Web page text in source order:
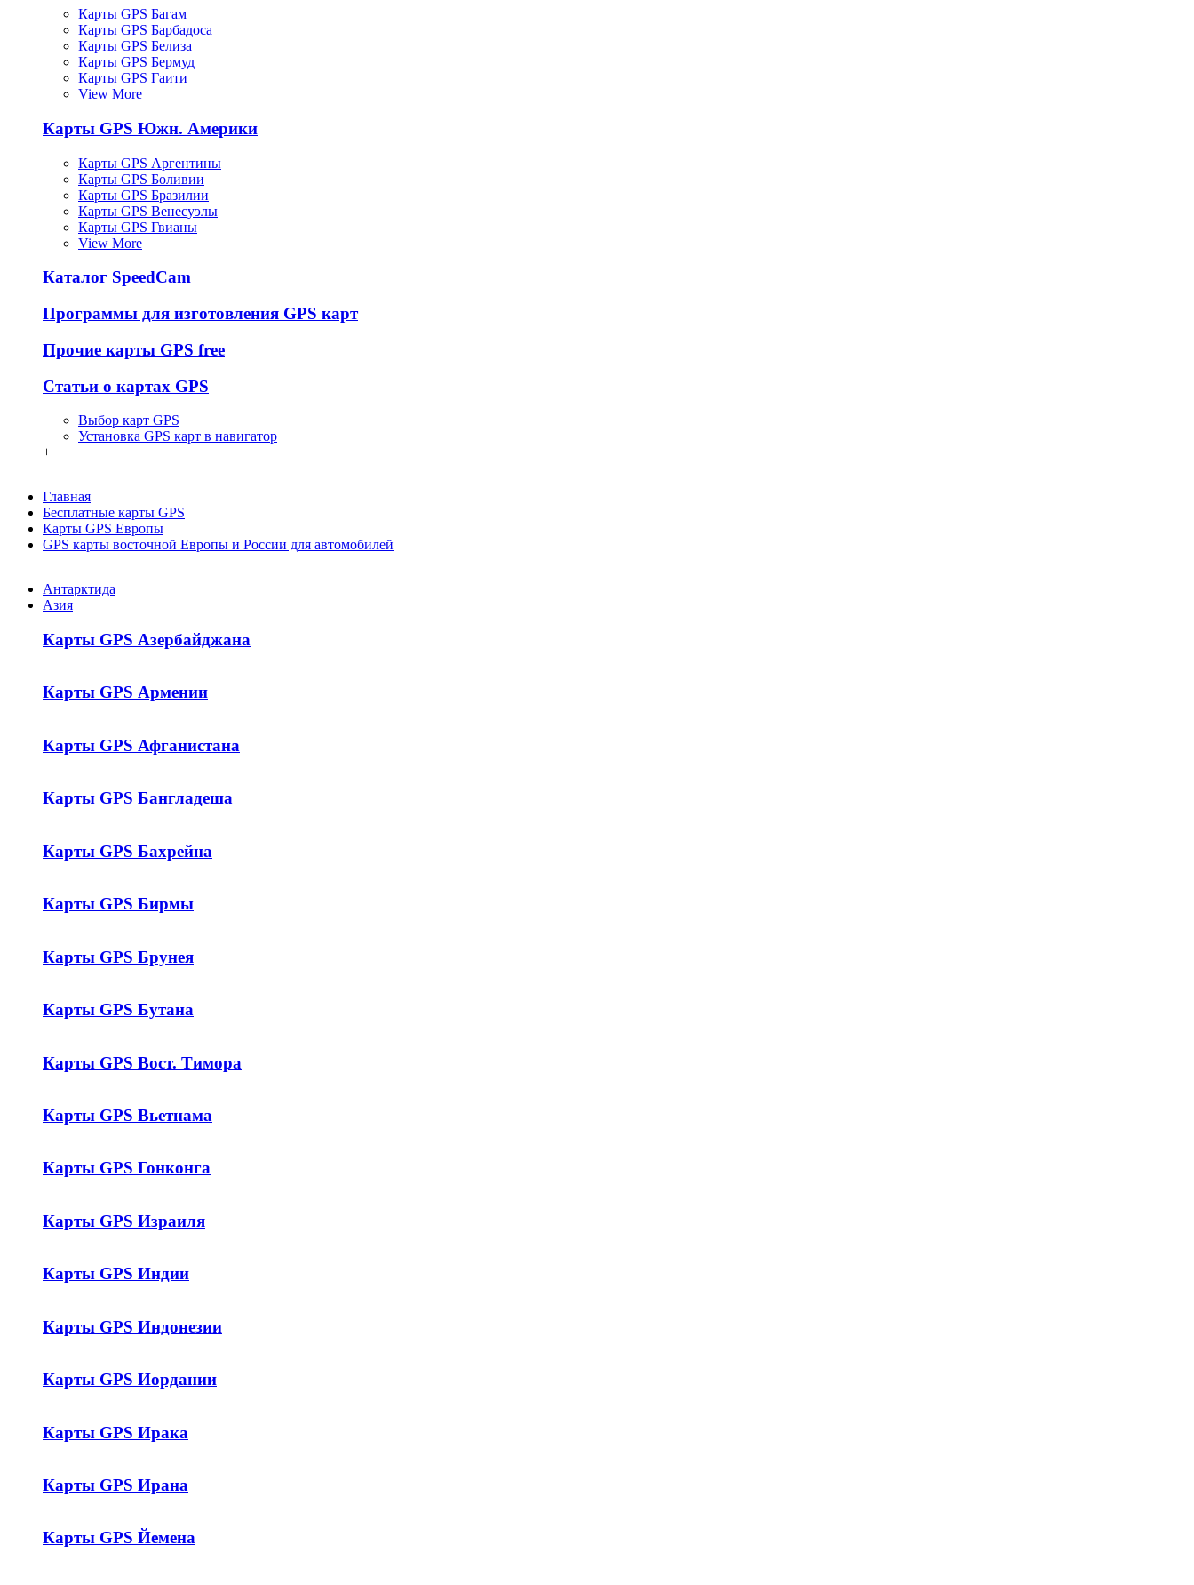
Карты GPS Багам
Карты GPS Барбадоса
Карты GPS Белиза
Карты GPS Бермуд
Карты GPS Гаити
View More
Карты GPS Южн. Америки
Карты GPS Аргентины
Карты GPS Боливии
Карты GPS Бразилии
Карты GPS Венесуэлы
Карты GPS Гвианы
View More
Каталог SpeedCam
Программы для изготовления GPS карт
Прочие карты GPS free
Статьи о картах GPS
Выбор карт GPS
Установка GPS карт в навигатор
+
Главная
Бесплатные карты GPS
Карты GPS Европы
GPS карты восточной Европы и России для автомобилей
Антарктида
Азия
Карты GPS Азербайджана
Карты GPS Армении
Карты GPS Афганистана
Карты GPS Бангладеша
Карты GPS Бахрейна
Карты GPS Бирмы
Карты GPS Брунея
Карты GPS Бутана
Карты GPS Вост. Тимора
Карты GPS Вьетнама
Карты GPS Гонконга
Карты GPS Израиля
Карты GPS Индии
Карты GPS Индонезии
Карты GPS Иордании
Карты GPS Ирака
Карты GPS Ирана
Карты GPS Йемена